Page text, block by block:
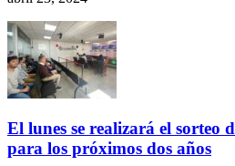
El lunes se realizará el sorteo
para los próximos dos años